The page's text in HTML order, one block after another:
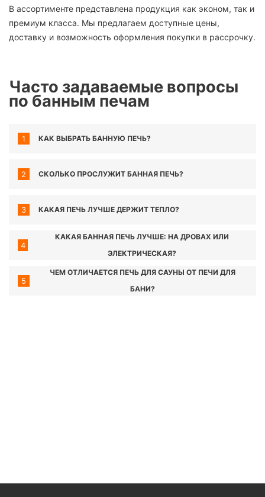
В ассортименте представлена продукция как эконом, так и
премиум класса. Мы предлагаем доступные цены,
доставку и возможность оформления покупки в рассрочку.
Часто задаваемые вопросы
по банным печам
1 КАК ВЫБРАТЬ БАННУЮ ПЕЧЬ?
2 СКОЛЬКО ПРОСЛУЖИТ БАННАЯ ПЕЧЬ?
3 КАКАЯ ПЕЧЬ ЛУЧШЕ ДЕРЖИТ ТЕПЛО?
4
КАКАЯ БАННАЯ ПЕЧЬ ЛУЧШЕ: НА ДРОВАХ ИЛИ
ЭЛЕКТРИЧЕСКАЯ?
5
ЧЕМ ОТЛИЧАЕТСЯ ПЕЧЬ ДЛЯ САУНЫ ОТ ПЕЧИ ДЛЯ
БАНИ?